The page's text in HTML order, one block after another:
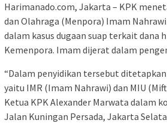
Harimanado.com, Jakarta – KPK
dan Olahraga (Menpora) Imam
dalam kasus dugaan suap terkait dana
Kemenpora. Imam dijerat dalam
“Dalam penyidikan tersebut
yaitu IMR (Imam Nahrawi) dan MIU
Ketua KPK Alexander Marwata dalam
Jalan Kuningan Persada, Jakarta